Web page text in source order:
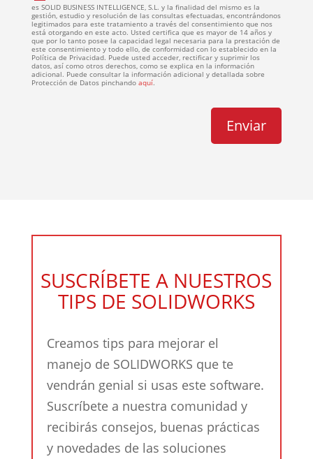
es SOLID BUSINESS INTELLIGENCE, S.L. y la finalidad del mismo es la
gestión, estudio y resolución de las consultas efectuadas, encontrándonos
legitimados para este tratamiento a través del consentimiento que nos
está otorgando en este acto. Usted certifica que es mayor de 14 años y
que por lo tanto posee la capacidad legal necesaria para la prestación de
este consentimiento y todo ello, de conformidad con lo establecido en la
Política de Privacidad. Puede usted acceder, rectificar y suprimir los
datos, así como otros derechos, como se explica en la información
adicional. Puede consultar la información adicional y detallada sobre
Protección de Datos pinchando aquí.
SUSCRÍBETE A NUESTROS
TIPS DE SOLIDWORKS
Creamos tips para mejorar el
manejo de SOLIDWORKS que te
vendrán genial si usas este software.
Suscríbete a nuestra comunidad y
recibirás consejos, buenas prácticas
y novedades de las soluciones